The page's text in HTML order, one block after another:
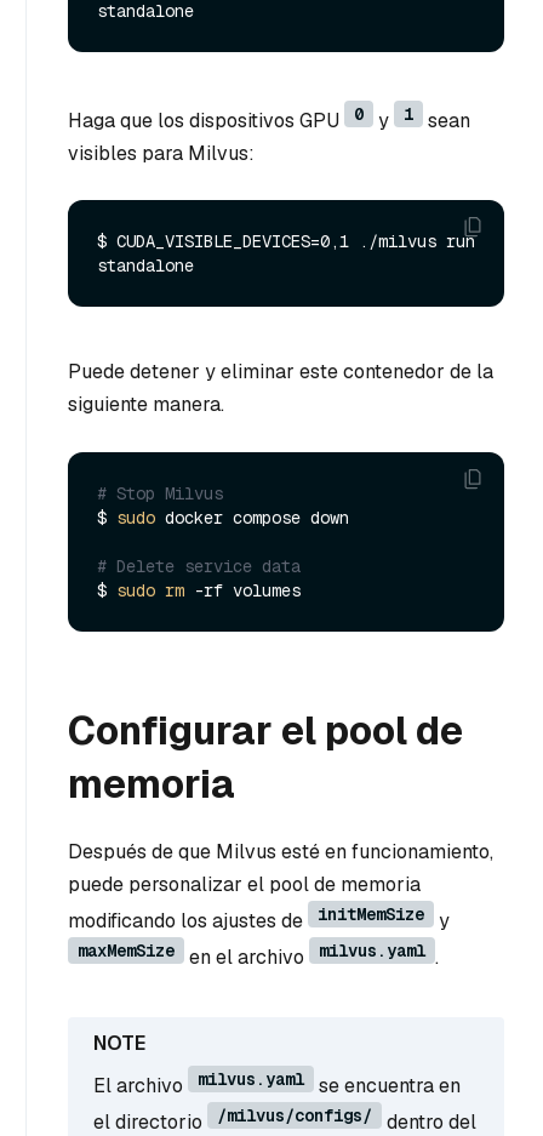
Haga que los dispositivos GPU 0 y 1
sean
visibles para Milvus:
$ CUDA_VISIBLE_DEVICES=0,1 ./milvus run
Puede detener y eliminar este contenedor de la
siguiente manera.
# Stop Milvus
$ sudo docker compose down
# Delete service data
$ sudo rm
Configurar el pool de
memoria
Después de que Milvus esté en funcionamiento,
puede personalizar el pool de memoria
modificando los ajustes de
initMemSize y
maxMemSize en el archivo milvus.yaml .
El archivo milvus.yaml
se encuentra en
el directorio
/milvus/configs/
dentro del